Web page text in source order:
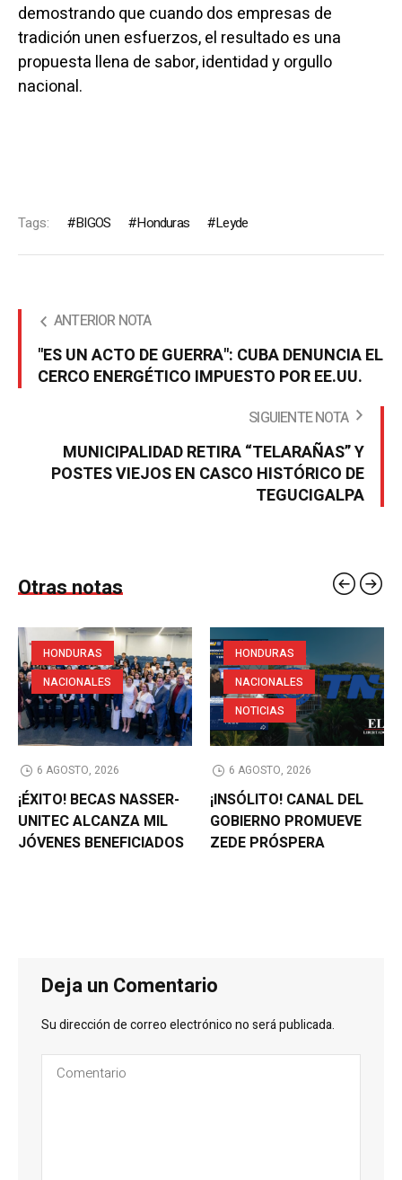
demostrando que cuando dos empresas de
tradición unen esfuerzos, el resultado es una
propuesta llena de sabor, identidad y orgullo
nacional.
Tags: BIGOS Honduras Leyde
ANTERIOR NOTA
"ES UN ACTO DE GUERRA": CUBA DENUNCIA EL
CERCO ENERGÉTICO IMPUESTO POR EE.UU.
SIGUIENTE NOTA
MUNICIPALIDAD RETIRA “TELARAÑAS” Y
POSTES VIEJOS EN CASCO HISTÓRICO DE
TEGUCIGALPA
Otras notas
HONDURAS
NACIONALES
6 AGOSTO, 2026
¡ÉXITO! BECAS NASSER-
UNITEC ALCANZA MIL
JÓVENES BENEFICIADOS
HONDURAS
NACIONALES
NOTICIAS
6 AGOSTO, 2026
¡INSÓLITO! CANAL DEL
GOBIERNO PROMUEVE
ZEDE PRÓSPERA
Deja un Comentario
Su dirección de correo electrónico no será publicada.